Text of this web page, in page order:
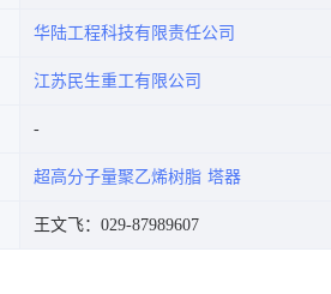
华陆工程科技有限责任公司
江苏民生重工有限公司
超高分子量聚乙烯树脂 塔器
王文飞：029-87989607